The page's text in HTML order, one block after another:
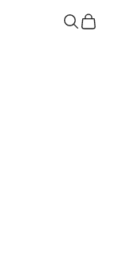
Suchen